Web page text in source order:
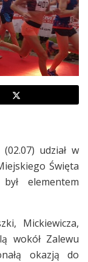
udział w
Święta
elementem
Mickiewicza,
wokół Zalewu
okazją do